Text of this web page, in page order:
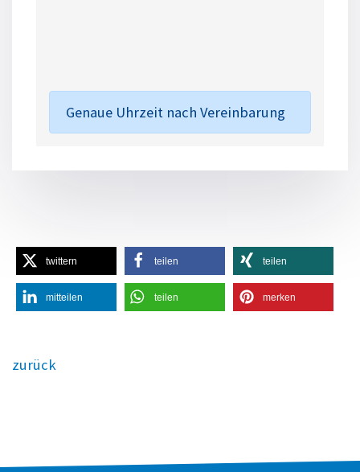
Genaue Uhrzeit nach Vereinbarung
twittern teilen teilen
mitteilen teilen merken
zurück